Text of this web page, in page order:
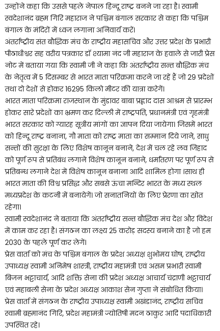
उन्होंने कहा कि उससे पहले नेपाल हिन्दू राष्ट्र बनने जा रहा है। स्वामी
स्वदेशानंद ब्रह्म गिरि महाराज ने पश्चिम बंगाल सरकार से कहा कि पश्चिम
बंगाल के मंदिरों में ध्वज लगाना अनिवार्य करें।
अंतर्राष्ट्रीय संत बौद्धिक मंच के राष्ट्रीय महासचिव और उत्तर प्रदेश के प्रभारी
पीठाधीश्वर सह वरीय पत्रकार डॉ श्यामा नंद जी महाराज के हवाले से जारी प्रेस
नोट में बताया गया कि स्वामी जी ने कहा कि अंतर्राष्ट्रीय सन्त बौद्धिक मंच
के नेतृत्व में 5 दिसम्बर से भारत माता परिक्रमा करने जा रहें हैं जो 29 प्रदेशों
तथा दो देशों से होकर 16295 किलो मीटर की यात्रा करेगें।
भारत माता परिक्रमा राजस्थान के मुंडावर बाबा प्रह्लाद दास आश्रम से प्रारम्भ
होकर सारे प्रदेशों का भ्रमण कर दिल्ली में राष्ट्रपति, प्रधानमंत्री एवं गृहमंत्री
भारत सरकार को ग्यारह सूत्रीय मांगों का ज्ञापन दिया जायेगा। जिसमें भारत
को हिन्दू राष्ट्र बनाना, गौ माता को राष्ट्र माता का सम्मान दिये जाने, साधु
सन्तों की सुरक्षा के लिए विशेष कानून बनाने, देश में चल रहे लव जिहाद
को पूर्ण रूप से प्रतिबंध लगाने विशेष कानून बनाने, धर्मांतरण पर पूर्ण रूप से
प्रतिबन्ध लगाने देश में विशेष कानून बनाना आदि शामिल होगा ।साथ ही
भारत माता की विश्व प्रसिद्ध और सबसे ऊंचा मन्दिर भारत के मध्य स्थल
मध्यप्रदेश के कटनी में बनायेगें। जो सनातनियों के लिए प्रेरणा का स्रोत
रहेगा।
स्वामी स्वदेशानंद ने बताया कि अंतर्राष्ट्रीय सन्त बौद्धिक मंच देश और विदेश
में काम कर रहा है। संगठन का लक्ष्य 25 करोड़ सदस्य बनाने का है जो हम
2030 के पहले पूर्ण कर लेगें।
प्रेस वार्ता को मंच के पश्चिम बंगाल के प्रदेश अध्यक्ष शुभोमय घोष, राष्ट्रीय
उपाध्यक्ष स्वामी अनिमेष शास्त्री, राष्ट्रीय महामंत्री एवं असम प्रभारी स्वामी
बिजन भट्टाचार्य, आदि शक्ति सेना की प्रदेश अध्यक्ष आचार्य चंद्राणी भट्टाचार्य
एवं महाबली सेना के प्रदेश अध्यक्ष आकाश सेन गुप्ता ने संबोधित किया।
प्रेस वार्ता में संगठन के राष्ट्रीय उपाध्यक्ष स्वामी अखंडानंद, राष्ट्रीय सचिव
स्वामी ब्रह्मानंद गिरि, प्रदेश महामंत्री ज्योतिषी मदन ठाकुर आदि पदाधिकारी
उपस्थित रहे।